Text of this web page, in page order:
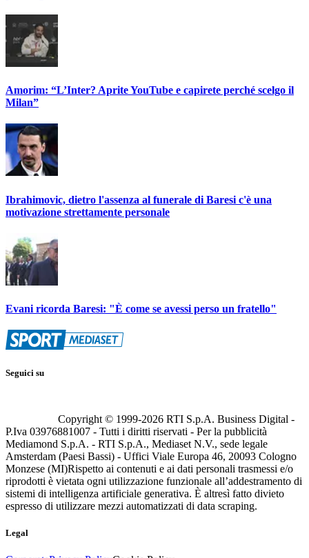
Amorim: “L’Inter? Aprite YouTube e capirete perché scelgo il
Milan”
Ibrahimovic, dietro l'assenza al funerale di Baresi c'è una
motivazione strettamente personale
Evani ricorda Baresi: "È come se avessi perso un fratello"
Seguici su
Copyright © 1999-2026 RTI S.p.A. Business Digital -
P.Iva 03976881007 - Tutti i diritti riservati - Per la pubblicità
Mediamond S.p.A. - RTI S.p.A., Mediaset N.V., sede legale
Amsterdam (Paesi Bassi) - Uffici Viale Europa 46, 20093 Cologno
Monzese (MI)Rispetto ai contenuti e ai dati personali trasmessi e/o
riprodotti è vietata ogni utilizzazione funzionale all’addestramento di
sistemi di intelligenza artificiale generativa. È altresì fatto divieto
espresso di utilizzare mezzi automatizzati di data scraping.
Legal